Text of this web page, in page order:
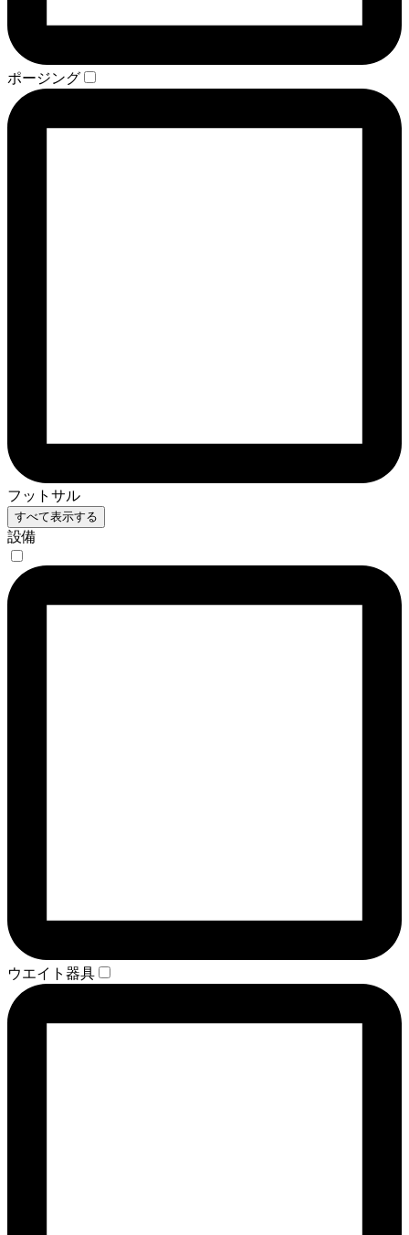
ポージング
フットサル
すべて表示する
設備
ウエイト器具